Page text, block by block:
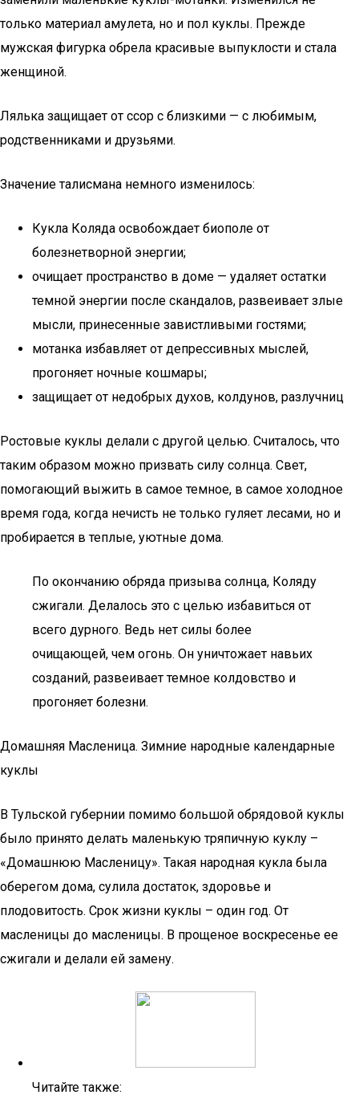
только материал амулета, но и пол куклы. Прежде
мужская фигурка обрела красивые выпуклости и стала
женщиной.
Лялька защищает от ссор с близкими — с любимым,
родственниками и друзьями.
Значение талисмана немного изменилось:
Кукла Коляда освобождает биополе от
болезнетворной энергии;
очищает пространство в доме — удаляет остатки
темной энергии после скандалов, развеивает злые
мысли, принесенные завистливыми гостями;
мотанка избавляет от депрессивных мыслей,
прогоняет ночные кошмары;
защищает от недобрых духов, колдунов, разлучниц
Ростовые куклы делали с другой целью. Считалось, что
таким образом можно призвать силу солнца. Свет,
помогающий выжить в самое темное, в самое холодное
время года, когда нечисть не только гуляет лесами, но и
пробирается в теплые, уютные дома.
По окончанию обряда призыва солнца, Коляду
сжигали. Делалось это с целью избавиться от
всего дурного. Ведь нет силы более
очищающей, чем огонь. Он уничтожает навьих
созданий, развеивает темное колдовство и
прогоняет болезни.
Домашняя Масленица. Зимние народные календарные
куклы
В Тульской губернии помимо большой обрядовой куклы
было принято делать маленькую тряпичную куклу –
«Домашнюю Масленицу». Такая народная кукла была
оберегом дома, сулила достаток, здоровье и
плодовитость. Срок жизни куклы – один год. От
масленицы до масленицы. В прощеное воскресенье ее
сжигали и делали ей замену.
Читайте также: